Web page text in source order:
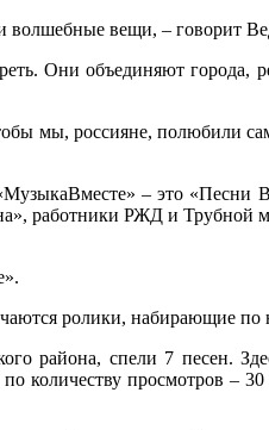
волшебные вещи, – говорит
Они объединяют
мы, россияне, полюбили
– это «Песни
работники РЖД и Трубной
ролики, набирающие по
района, спели 7 песен.
количеству просмотров –